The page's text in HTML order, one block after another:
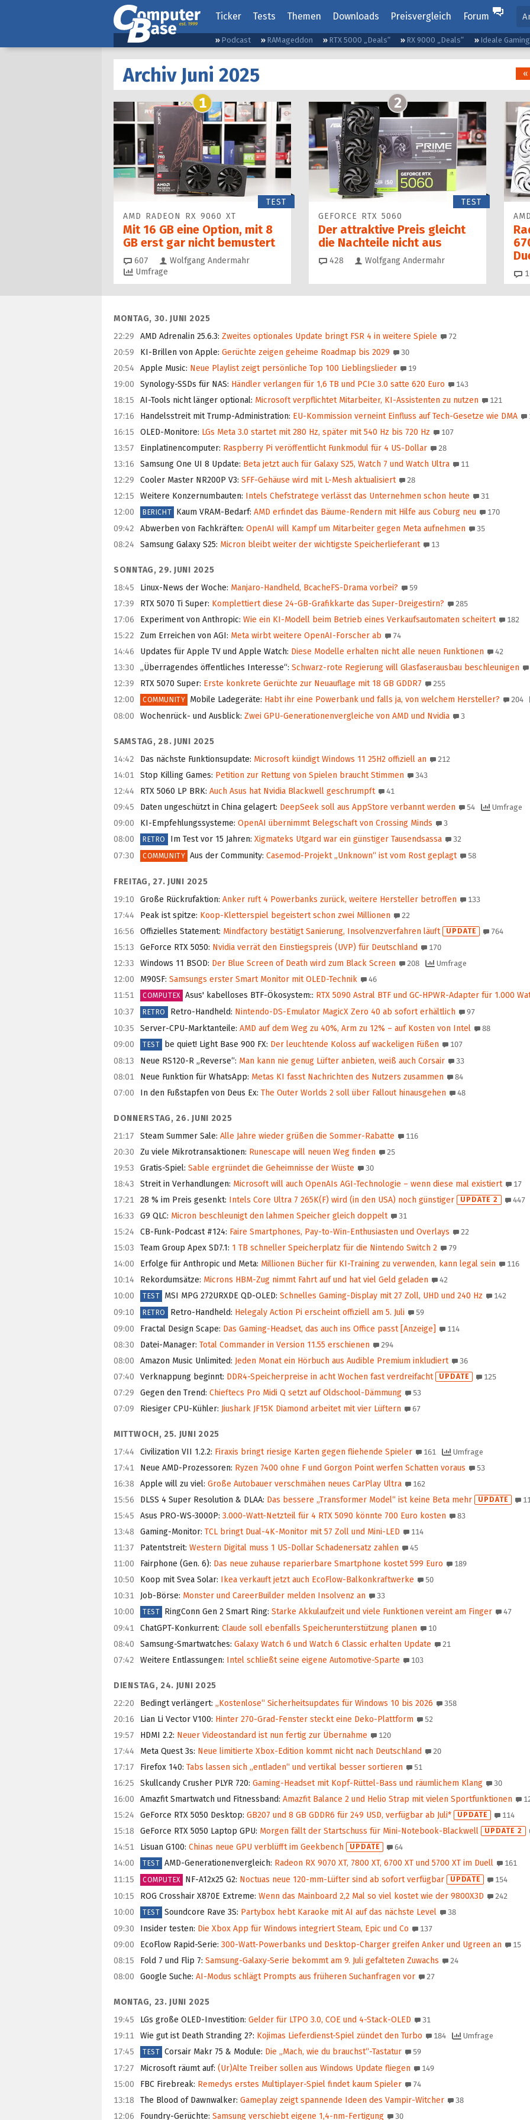
Ticker Tests Themen Downloads Preisvergleich Forum
Podcast RAMageddon RTX 5000 „Deals“ RX 9000 „Deals“ Ideale
Archiv Juni 2025 «
1
TEST
AMD RADEON RX 9060 XT
Mit 16 GB eine Option, mit 8
GB erst gar nicht bemustert
607 Kommentare
Wolfgang Andermahr
Umfrage
2
TEST
GEFORCE RTX 5060
Der attraktive Preis gleicht
die Nachteile nicht aus
428 Kommentare
Wolfgang Andermahr
MONTAG, 30. JUNI 2025
22:29
AMD Adrenalin 25.6.3: Zweites optionales Update bringt FSR 4 in weitere Spiele 72
20:59 KI-Brillen von Apple: Gerüchte zeigen geheime Roadmap bis 2029 30
20:54 Apple Music: Neue Playlist zeigt persönliche Top 100 Lieblingslieder 19
19:00 Synology-SSDs für NAS: Händler verlangen für 1,6 TB und PCIe 3.0 satte 620 Euro 143
18:15 AI-Tools nicht länger optional: Microsoft verpflichtet Mitarbeiter, KI-Assistenten zu nutzen 121
17:16 Handelsstreit mit Trump-Administration: EU-Kommission verneint Einfluss auf Tech-Gesetze wie DMA
16:15 OLED-Monitore: LGs Meta 3.0 startet mit 280 Hz, später mit 540 Hz bis 720 Hz 107
13:57 Einplatinencomputer: Raspberry Pi veröffentlicht Funkmodul für 4 US-Dollar 28
13:16 Samsung One UI 8 Update: Beta jetzt auch für Galaxy S25, Watch 7 und Watch Ultra 11
12:29 Cooler Master NR200P V3: SFF-Gehäuse wird mit L-Mesh aktualisiert 28
12:15 Weitere Konzernumbauten: Intels Chefstratege verlässt das Unternehmen schon heute 31
12:00 BERICHT Kaum VRAM-Bedarf: AMD erfindet das Bäume-Rendern mit Hilfe aus Coburg neu 170
09:42 Abwerben von Fachkräften: OpenAI will Kampf um Mitarbeiter gegen Meta aufnehmen 35
08:24 Samsung Galaxy S25: Micron bleibt weiter der wichtigste Speicherlieferant 13
SONNTAG, 29. JUNI 2025
18:45
Linux-News der Woche: Manjaro-Handheld, BcacheFS-Drama vorbei? 59
17:39 RTX 5070 Ti Super: Komplettiert diese 24-GB-Grafikkarte das Super-Dreigestirn? 285
17:06 Experiment von Anthropic: Wie ein KI-Modell beim Betrieb eines Verkaufsautomaten scheitert 182
15:22 Zum Erreichen von AGI: Meta wirbt weitere OpenAI-Forscher ab 74
14:46 Updates für Apple TV und Apple Watch: Diese Modelle erhalten nicht alle neuen Funktionen 42
13:30 „Überragendes öffentliches Interesse“: Schwarz-rote Regierung will Glasfaserausbau beschleunigen
12:39 RTX 5070 Super: Erste konkrete Gerüchte zur Neuauflage mit 18 GB GDDR7 255
12:00 COMMUNITY Mobile Ladegeräte: Habt ihr eine Powerbank und falls ja, von welchem Hersteller? 204
08:00 Wochenrück- und Ausblick: Zwei GPU-Generationen­vergleiche von AMD und Nvidia 3
SAMSTAG, 28. JUNI 2025
14:42
Das nächste Funktionsupdate: Microsoft kündigt Windows 11 25H2 offiziell an 212
14:01 Stop Killing Games: Petition zur Rettung von Spielen braucht Stimmen 343
12:44 RTX 5060 LP BRK: Auch Asus hat Nvidia Blackwell geschrumpft 41
09:45 Daten ungeschützt in China gelagert: DeepSeek soll aus AppStore verbannt werden 54 Umfrage
09:00 KI-Empfehlungssysteme: OpenAI übernimmt Beleg­schaft von Crossing Minds 3
08:00 RETRO Im Test vor 15 Jahren: Xigmateks Utgard war ein günstiger Tausendsassa 32
07:30 COMMUNITY Aus der Community: Casemod-Projekt „Unknown“ ist vom Rost geplagt 58
FREITAG, 27. JUNI 2025
19:10
Große Rückrufaktion: Anker ruft 4 Powerbanks zurück, weitere Hersteller betroffen 133
17:44 Peak ist spitze: Koop-Kletterspiel begeistert schon zwei Millionen 22
16:56 Offizielles Statement: Mindfactory bestätigt Sanierung, Insolvenzverfahren läuft UPDATE 764
15:13 GeForce RTX 5050: Nvidia verrät den Einstiegspreis (UVP) für Deutschland 170
12:33 Windows 11 BSOD: Der Blue Screen of Death wird zum Black Screen 208 Umfrage
12:00 M90SF: Samsungs erster Smart Monitor mit OLED-Technik 46
11:51 COMPUTEX Asus' kabelloses BTF-Ökosystem:: RTX 5090 Astral BTF und GC-HPWR-Adapter für 1.000
10:37
RETRO Retro-Handheld: Nintendo-DS-Emulator MagicX Zero 40 ab sofort erhältlich 97
10:35 Server-CPU-Marktanteile: AMD auf dem Weg zu 40%, Arm zu 12% – auf Kosten von Intel 88
09:00 TEST be quiet! Light Base 900 FX: Der leuchtende Koloss auf wackeligen Füßen 107
08:13 Neue RS120-R „Reverse“: Man kann nie genug Lüfter anbieten, weiß auch Corsair 33
08:01 Neue Funktion für WhatsApp: Metas KI fasst Nachrichten des Nutzers zusammen 84
07:00 In den Fußstapfen von Deus Ex: The Outer Worlds 2 soll über Fallout hinausgehen 48
DONNERSTAG, 26. JUNI 2025
21:17
Steam Summer Sale: Alle Jahre wieder grüßen die Sommer-Rabatte 116
20:30 Zu viele Mikrotransaktionen: Runescape will neuen Weg finden 25
19:53 Gratis-Spiel: Sable ergründet die Geheimnisse der Wüste 30
18:43 Streit in Verhandlungen: Microsoft will auch OpenAIs AGI-Technologie – wenn diese mal existiert 17
17:21 28 % im Preis gesenkt: Intels Core Ultra 7 265K(F) wird (in den USA) noch günstiger UPDATE 2 447
16:33 G9 QLC: Micron beschleunigt den lahmen Speicher gleich doppelt 31
15:24 CB-Funk-Podcast #124: Faire Smartphones, Pay-to-Win-Enthusiasten und Overlays 22
15:03 Team Group Apex SD7.1: 1 TB schneller Speicherplatz für die Nintendo Switch 2 79
14:00 Erfolge für Anthropic und Meta: Millionen Bücher für KI-Training zu verwenden, kann legal sein 116
10:14 Rekordumsätze: Microns HBM-Zug nimmt Fahrt auf und hat viel Geld geladen 42
10:00 TEST MSI MPG 272URXDE QD-OLED: Schnelles Gaming-Display mit 27 Zoll, UHD und 240 Hz 142
09:10 RETRO Retro-Handheld: Helegaly Action Pi erscheint offiziell am 5. Juli 59
09:00 Fractal Design Scape: Das Gaming-Headset, das auch ins Office passt [Anzeige] 114
08:30 Datei-Manager: Total Commander in Version 11.55 erschienen 294
08:00 Amazon Music Unlimited: Jeden Monat ein Hörbuch aus Audible Premium inkludiert 36
07:40 Verknappung beginnt: DDR4-Speicherpreise in acht Wochen fast verdreifacht UPDATE 125
07:29 Gegen den Trend: Chieftecs Pro Midi Q setzt auf Oldschool-Dämmung 53
07:09 Riesiger CPU-Kühler: Jiushark JF15K Diamond arbeitet mit vier Lüftern 67
MITTWOCH, 25. JUNI 2025
17:44
Civilization VII 1.2.2: Firaxis bringt riesige Karten gegen fliehende Spieler 161 Umfrage
17:41 Neue AMD-Prozessoren: Ryzen 7400 ohne F und Gorgon Point werfen Schatten voraus 53
16:38 Apple will zu viel: Große Autobauer verschmähen neues CarPlay Ultra 162
15:56 DLSS 4 Super Resolution & DLAA: Das bessere „Transformer Model“ ist keine Beta mehr UPDATE
15:45 Asus PRO-WS-3000P: 3.000-Watt-Netzteil für 4 RTX 5090 könnte 700 Euro kosten 83
13:48 Gaming-Monitor: TCL bringt Dual-4K-Monitor mit 57 Zoll und Mini-LED 114
11:37 Patentstreit: Western Digital muss 1 US-Dollar Schadenersatz zahlen 45
11:00 Fairphone (Gen. 6): Das neue zuhause reparierbare Smartphone kostet 599 Euro 189
10:50 Koop mit Svea Solar: Ikea verkauft jetzt auch EcoFlow-Balkon­kraftwerke 50
10:31 Job-Börse: Monster und CareerBuilder melden Insolvenz an 33
10:00 TEST RingConn Gen 2 Smart Ring: Starke Akkulaufzeit und viele Funktionen vereint am Finger 47
09:41 ChatGPT-Konkurrent: Claude soll ebenfalls Speicherunterstützung planen 10
08:40 Samsung-Smartwatches: Galaxy Watch 6 und Watch 6 Classic erhalten Update 21
07:42 Weitere Entlassungen: Intel schließt seine eigene Automotive-Sparte 103
DIENSTAG, 24. JUNI 2025
22:20
Bedingt verlängert: „Kostenlose“ Sicherheits­updates für Windows 10 bis 2026 358
20:16 Lian Li Vector V100: Hinter 270-Grad-Fenster steckt eine Deko-Plattform 52
19:57 HDMI 2.2: Neuer Videostandard ist nun fertig zur Übernahme 120
17:44 Meta Quest 3s: Neue limitierte Xbox-Edition kommt nicht nach Deutschland 20
17:17 Firefox 140: Tabs lassen sich „entladen“ und vertikal besser sortieren 51
16:25 Skullcandy Crusher PLYR 720: Gaming-Headset mit Kopf-Rüttel-Bass und räumlichem Klang 30
16:00 Amazfit Smartwatch und Fitnessband: Amazfit Balance 2 und Helio Strap mit vielen Sportfunktionen
15:24 GeForce RTX 5050 Desktop: GB207 und 8 GB GDDR6 für 249 USD, verfügbar ab Juli* UPDATE 114
15:18 GeForce RTX 5050 Laptop GPU: Morgen fällt der Startschuss für Mini-Notebook-Blackwell UPDATE 2
14:51 Lisuan G100: Chinas neue GPU verblüfft im Geekbench UPDATE 64
14:00 TEST AMD-Generationen­vergleich: Radeon RX 9070 XT, 7800 XT, 6700 XT und 5700 XT im Duell 161
11:15 COMPUTEX NF-A12x25 G2: Noctuas neue 120-mm-Lüfter sind ab sofort verfügbar UPDATE 154
10:15 ROG Crosshair X870E Extreme: Wenn das Mainboard 2,2 Mal so viel kostet wie der 9800X3D 242
10:00 TEST Soundcore Rave 3S: Partybox hebt Karaoke mit AI auf das nächste Level 38
09:30 Insider testen: Die Xbox App für Windows integriert Steam, Epic und Co 137
09:00 EcoFlow Rapid-Serie: 300-Watt-Powerbanks und Desktop-Charger greifen Anker und Ugreen an 15
08:15 Fold 7 und Flip 7: Samsung-Galaxy-Serie bekommt am 9. Juli gefalteten Zuwachs 24
08:00 Google Suche: AI-Modus schlägt Prompts aus früheren Suchanfragen vor 27
MONTAG, 23. JUNI 2025
19:45
LGs große OLED-Investition: Gelder für LTPO 3.0, COE und 4-Stack-OLED 31
19:11 Wie gut ist Death Stranding 2?: Kojimas Lieferdienst-Spiel zündet den Turbo 184 Umfrage
17:45 TEST Corsair Makr 75 & Module: Die „Mach, wie du brauchst“-Tastatur 59
17:27 Microsoft räumt auf: (Ur)Alte Treiber sollen aus Windows Update fliegen 149
15:00 FBC Firebreak: Remedys erstes Multiplayer-Spiel findet kaum Spieler 74
13:18 The Blood of Dawnwalker: Gameplay zeigt spannende Ideen des Vampir-Witcher 38
12:06 Foundry-Gerüchte: Samsung verschiebt eigene 1,4-nm-Fertigung 30